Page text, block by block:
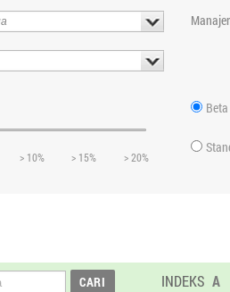
> 10% > 15% > 20%
Beta
INDEKS A